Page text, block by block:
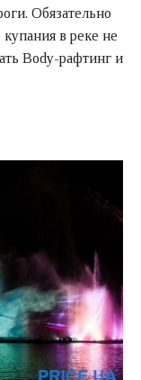
Обязательно
в реке не
Body-рафтинг и